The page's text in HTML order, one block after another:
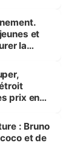
et
la
prix en
: Bruno
et de